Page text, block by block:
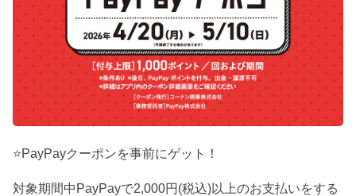
⭐PayPayクーポンを事前にゲット！
対象期間中PayPayで2,000円(税込)以上のお支払いをする